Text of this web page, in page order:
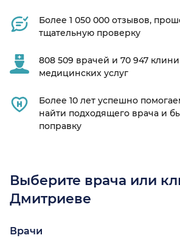
Более 1 050 000 отзывов,
тщательную проверку
808 509 врачей и 70 947
медицинских услуг
Более 10 лет успешно
найти подходящего врача и
поправку
Выберите врача или
Дмитриеве
Врачи